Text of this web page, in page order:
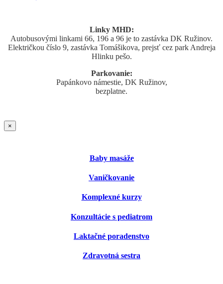
Linky MHD:
Autobusovými linkami 66, 196 a 96 je to zastávka DK Ružinov.
Električkou číslo 9, zastávka Tomášikova, prejsť cez park Andreja
Hlinku pešo.
Parkovanie:
Papánkovo námestie, DK Ružinov,
bezplatne.
×
Baby masáže
Vaničkovanie
Komplexné kurzy
Konzultácie s pediatrom
Laktačné poradenstvo
Zdravotná sestra